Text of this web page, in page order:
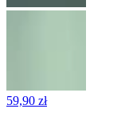
59,90 zł